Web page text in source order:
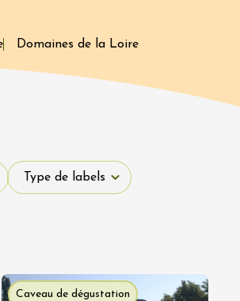
Domaines de la Loire
Type de labels
Type de labels
Caveau de dégustation